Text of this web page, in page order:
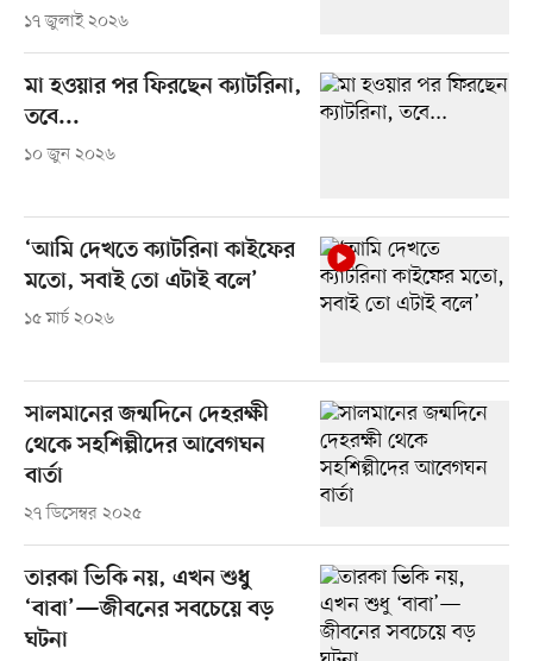
১৭ জুলাই ২০২৬
মা হওয়ার পর ফিরছেন ক্যাটরিনা,
তবে...
১০ জুন ২০২৬
‘আমি দেখতে ক্যাটরিনা কাইফের
মতো, সবাই তো এটাই বলে’
১৫ মার্চ ২০২৬
সালমানের জন্মদিনে দেহরক্ষী
থেকে সহশিল্পীদের আবেগঘন
বার্তা
২৭ ডিসেম্বর ২০২৫
তারকা ভিকি নয়, এখন শুধু
‘বাবা’—জীবনের সবচেয়ে বড়
ঘটনা